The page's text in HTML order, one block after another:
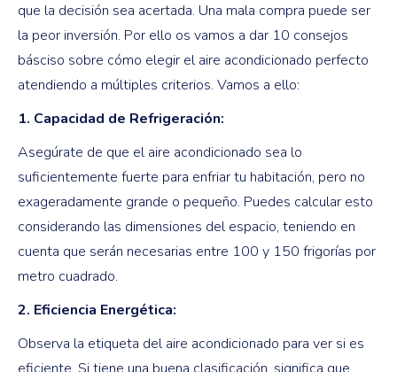
que la decisión sea acertada. Una mala compra puede ser
la peor inversión. Por ello os vamos a dar 10 consejos
básciso sobre cómo elegir el aire acondicionado perfecto
atendiendo a múltiples criterios. Vamos a ello:
1. Capacidad de Refrigeración:
Asegúrate de que el aire acondicionado sea lo
suficientemente fuerte para enfriar tu habitación, pero no
exageradamente grande o pequeño. Puedes calcular esto
considerando las dimensiones del espacio, teniendo en
cuenta que serán necesarias entre 100 y 150 frigorías por
metro cuadrado.
2. Eficiencia Energética:
Observa la etiqueta del aire acondicionado para ver si es